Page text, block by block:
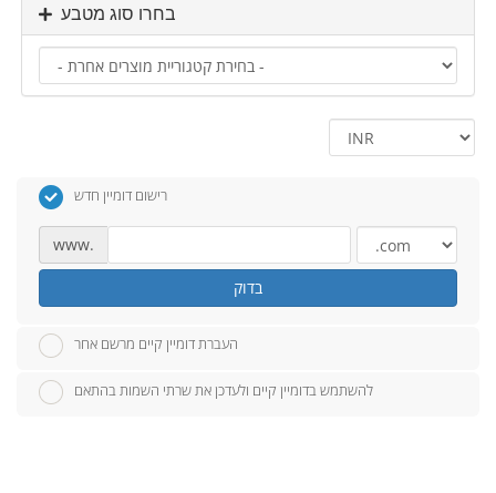
בחרו סוג מטבע
רישום דומיין חדש
www.
בדוק
העברת דומיין קיים מרשם אחר
להשתמש בדומיין קיים ולעדכן את שרתי השמות בהתאם